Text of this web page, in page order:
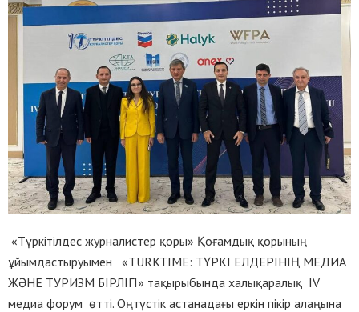
«Түркітілдес журналистер қоры» Қоғамдық қорының
ұйымдастыруымен «TURKTIME: ТҮРКІ ЕЛДЕРІНІҢ МЕДИА
ЖӘНЕ ТУРИЗМ БІРЛІГІ» тақырыбында халықаралық IV
медиа форум өтті. Оңтүстік астанадағы еркін пікір алаңына